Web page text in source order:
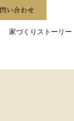
家づくりストーリー